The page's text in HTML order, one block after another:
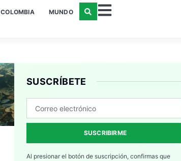
COLOMBIA MUNDO
SUSCRÍBETE
SUSCRIBIRME
Al presionar el botón de suscripción, confirmas que